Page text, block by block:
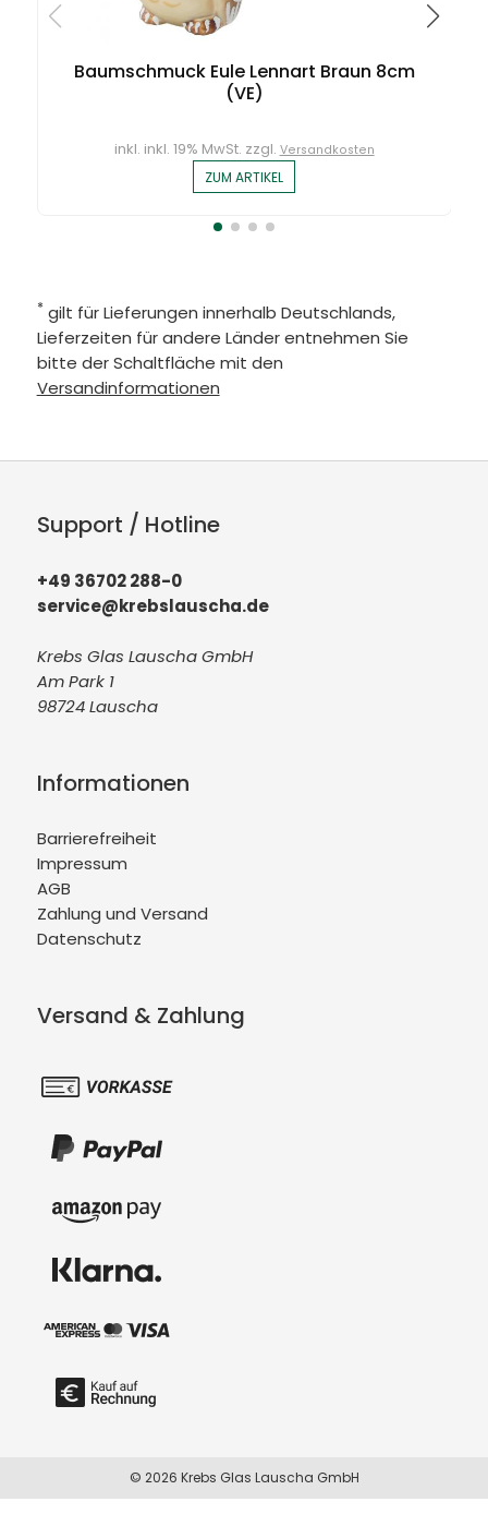
Baumschmuck Eule Lennart Braun 8cm
(VE)
inkl. inkl. 19% MwSt. zzgl. Versandkosten
ZUM ARTIKEL
* gilt für Lieferungen innerhalb Deutschlands,
Lieferzeiten für andere Länder entnehmen Sie
bitte der Schaltfläche mit den
Versandinformationen
Support / Hotline
+49 36702 288-0
service@krebslauscha.de
Krebs Glas Lauscha GmbH
Am Park 1
98724 Lauscha
Informationen
Barrierefreiheit
Impressum
AGB
Zahlung und Versand
Datenschutz
Versand & Zahlung
© 2026 Krebs Glas Lauscha GmbH